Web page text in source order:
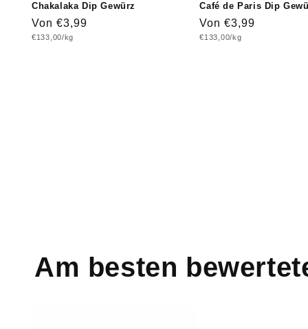
Chakalaka Dip Gewürz
Normaler
Preis
Von €3,99
Grundpreis
€133,00/kg
Café de Paris Dip
Normaler
Preis
Von €3,99
Grundpreis
€133,00/kg
Am besten